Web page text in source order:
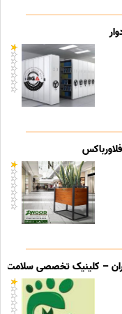
– کلینیک تخصصی سلامت